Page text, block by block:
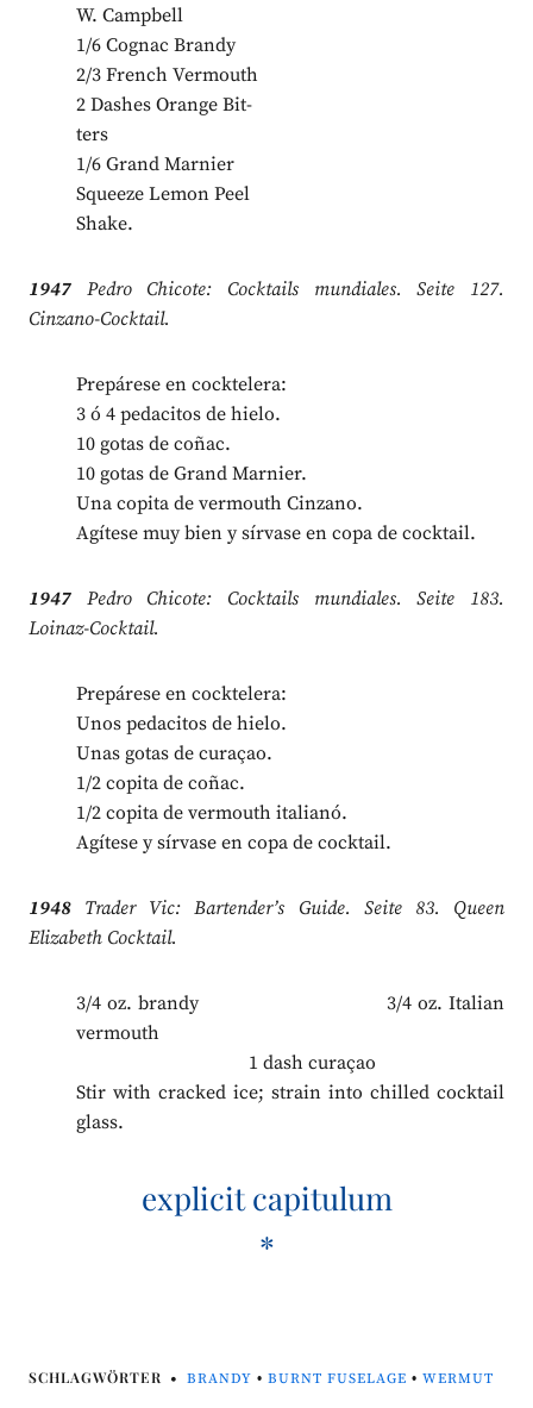
W. Campbell
1/6 Cognac Brandy
2/3 French Vermouth
2 Dashes Orange Bit­-
ters
1/6 Grand Marnier
Squeeze Lemon Peel
Shake.
1947Pedro Chicote: Cocktails mundiales. Seite 127.
Cinzano-Cocktail.
Prepárese en cocktelera:
3 ó 4 pedacitos de hielo.
10 gotas de coñac.
10 gotas de Grand Marnier.
Una copita de vermouth Cinzano.
Agítese muy bien y sírvase en copa de cocktail.
1947Pedro Chicote: Cocktails mundiales. Seite 183.
Loinaz-Cocktail.
Prepárese en cocktelera:
Unos pedacitos de hielo.
Unas gotas de curaçao.
1/2 copita de coñac.
1/2 copita de vermouth italianó.
Agítese y sírvase en copa de cocktail.
1948Trader Vic: Bartender’s Guide. Seite 83. Queen
Elizabeth Cocktail.
3/4 oz. brandy 3/4 oz. Italian
vermouth
1 dash curaçao
Stir with cracked ice; strain into chilled cocktail
glass.
explicit capitulum
*
SCHLAGWÖRTER BRANDY • BURNT FUSELAGE • WERMUT